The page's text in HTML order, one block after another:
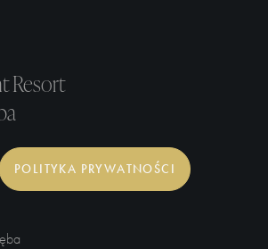
Resort
POLITYKA PRYWATNOŚCI